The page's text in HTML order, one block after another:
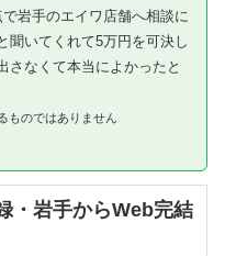
岩手のエイワ店舗へ相談に
聞いてくれて5万円を可決し
さなくて本当によかったと
ものではありません
・岩手からWeb完結